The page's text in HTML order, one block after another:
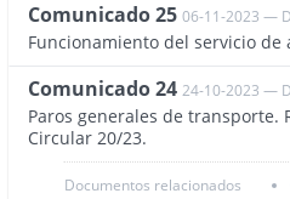
Comunicado 25 06-11-2023 —
Funcionamiento del servicio
Comunicado 24 24-10-2023 —
Paros generales de
Circular 20/23.
Documentos relacionados